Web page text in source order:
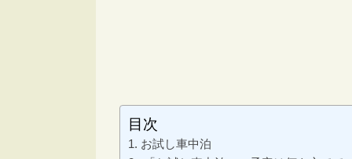
目次
お試し車中泊